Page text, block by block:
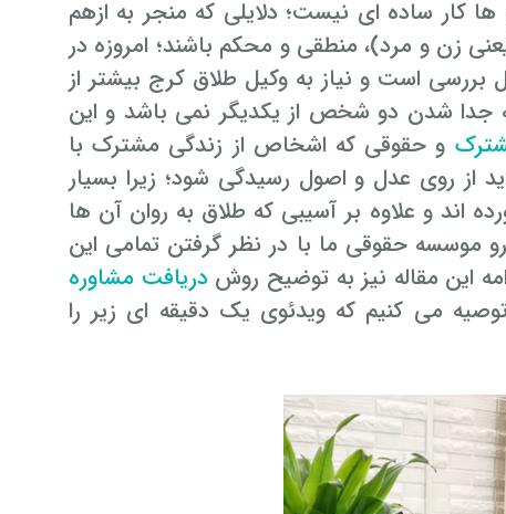
کار ساده ای نیست؛ دلایلی که منجر به ازهم
زن و مرد)، منطقی و محکم باشند؛ امروزه در
است و نیاز به وکیل طلاق کرج بیشتر از
شدن دو شخص از یکدیگر نمی باشد و این
و حقوقی که اشخاص از زندگی مشترک با
از روی عدل و اصول رسیدگی شود؛ زیرا بسیار
اند و علاوه بر آسیبی که طلاق به روان آن ها
رو موسسه حقوقی ما با در نظر گرفتن تمامی این
این مقاله نیز به توضیح روش دریافت مشاوره
می کنیم که ویدئوی یک دقیقه ای زیر را